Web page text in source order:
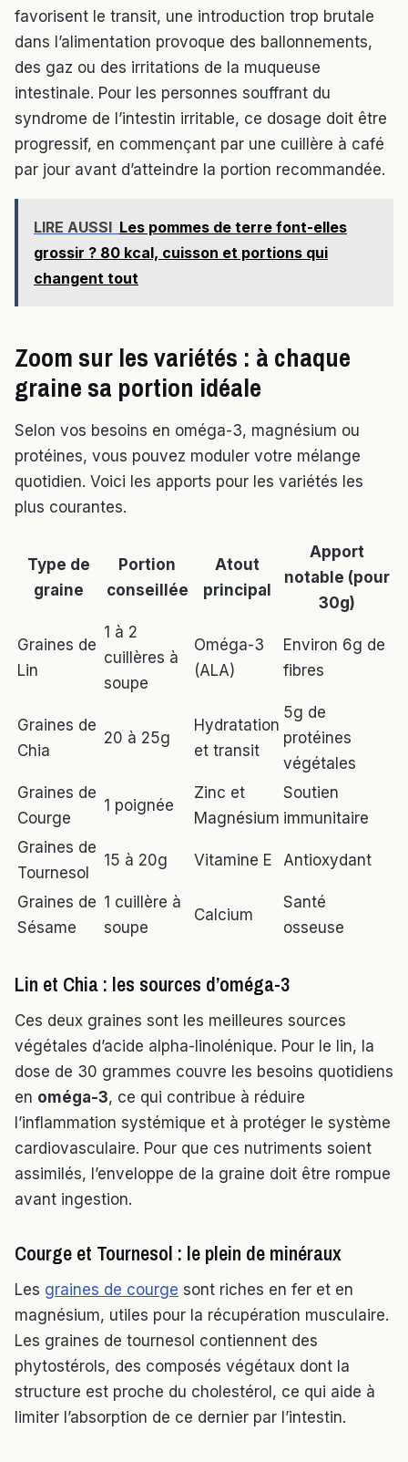
favorisent le transit, une introduction trop brutale
dans l’alimentation provoque des ballonnements,
des gaz ou des irritations de la muqueuse
intestinale. Pour les personnes souffrant du
syndrome de l’intestin irritable, ce dosage doit être
progressif, en commençant par une cuillère à café
par jour avant d’atteindre la portion recommandée.
LIRE AUSSI Les pommes de terre font-elles
grossir ? 80 kcal, cuisson et portions qui
changent tout
Zoom sur les variétés : à chaque
graine sa portion idéale
Selon vos besoins en oméga-3, magnésium ou
protéines, vous pouvez moduler votre mélange
quotidien. Voici les apports pour les variétés les
plus courantes.
Type de
graine
Portion
conseillée
Atout
principal
Apport
notable (pour
30g)
Graines de
Lin
1 à 2
cuillères à
soupe
Oméga-3
(ALA)
Environ 6g de
fibres
Graines de
Chia
20 à 25g
Hydratation
et transit
5g de
protéines
végétales
Graines de
Courge
1 poignée
Zinc et
Magnésium
Soutien
immunitaire
Graines de
Tournesol
15 à 20g Vitamine E Antioxydant
Graines de
Sésame
1 cuillère à
soupe
Calcium
Santé
osseuse
Lin et Chia : les sources d’oméga-3
Ces deux graines sont les meilleures sources
végétales d’acide alpha-linolénique. Pour le lin, la
dose de 30 grammes couvre les besoins quotidiens
en oméga-3, ce qui contribue à réduire
l’inflammation systémique et à protéger le système
cardiovasculaire. Pour que ces nutriments soient
assimilés, l’enveloppe de la graine doit être rompue
avant ingestion.
Courge et Tournesol : le plein de minéraux
Les graines de courge sont riches en fer et en
magnésium, utiles pour la récupération musculaire.
Les graines de tournesol contiennent des
phytostérols, des composés végétaux dont la
structure est proche du cholestérol, ce qui aide à
limiter l’absorption de ce dernier par l’intestin.